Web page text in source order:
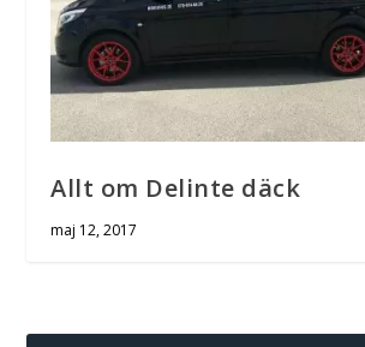
Allt om Delinte däck
maj 12, 2017